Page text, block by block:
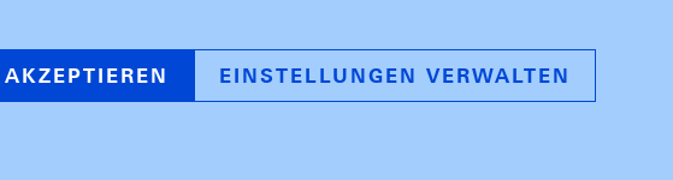
AKZEPTIEREN EINSTELLUNGEN VERWALTEN